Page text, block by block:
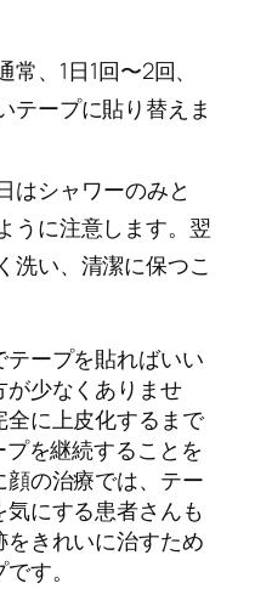
常、1日1回〜2回、
テープに貼り替えま
はシャワーのみと
うに注意します。翌
洗い、清潔に保つこ
ープを貼ればいい
少なくありませ
に上皮化するまで
を継続することを
の治療では、テー
にする患者さんも
きれいに治すため
す。